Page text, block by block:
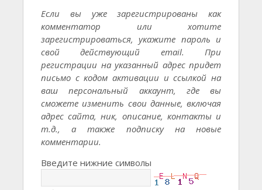
Если вы уже зарегистрированы как
комментатор или хотите
зарегистрироваться, укажите пароль и
свой действующий email. При
регистрации на указанный адрес придет
письмо с кодом активации и ссылкой на
ваш персональный аккаунт, где вы
сможете изменить свои данные, включая
адрес сайта, ник, описание, контакты и
т.д., а также подписку на новые
комментарии.
Введите нижние символы